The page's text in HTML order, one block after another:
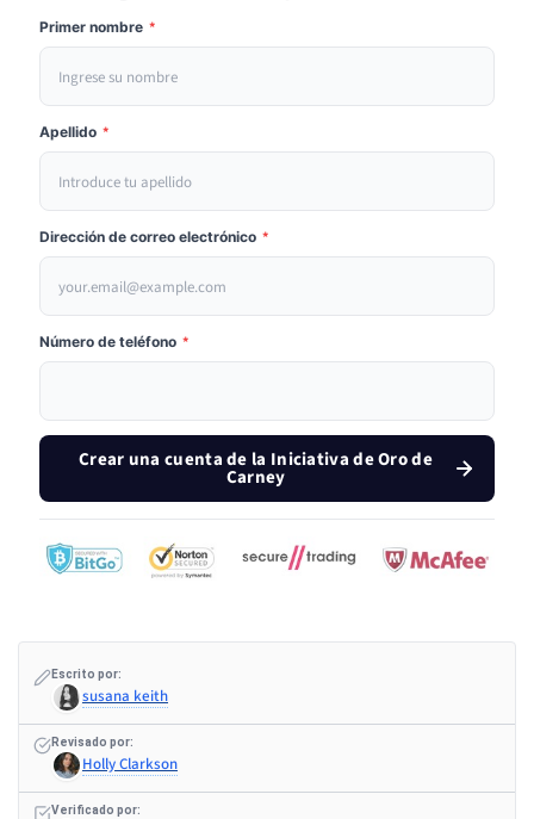
Primer nombre *
Apellido *
Dirección de correo electrónico *
Número de teléfono *
Crear una cuenta de la Iniciativa de Oro de
Carney
Escrito por:
susana keith
Revisado por:
Holly Clarkson
Verificado por: